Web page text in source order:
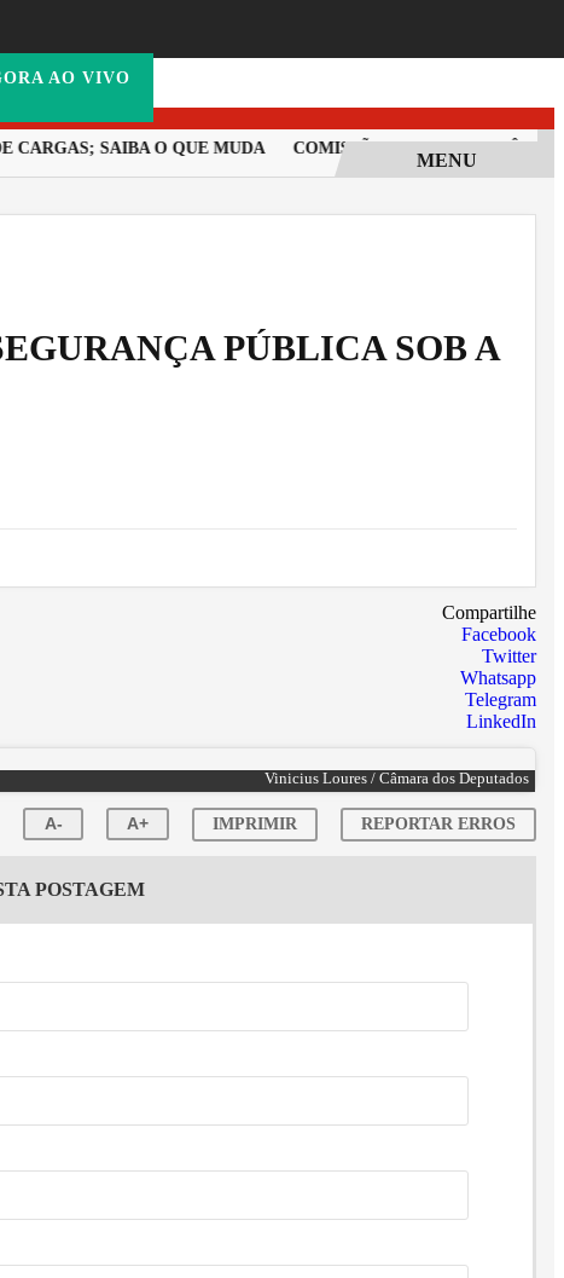
AO VIVO
SAIBA O QUE MUDA COMISSÃO REALIZA AUDIÊNCIA
MENU
PÚBLICA SOB A
Compartilhe
Facebook
Twitter
Whatsapp
Telegram
LinkedIn
Vinicius Loures / Câmara dos Deputados
A- A+ IMPRIMIR REPORTAR ERROS
POSTAGEM